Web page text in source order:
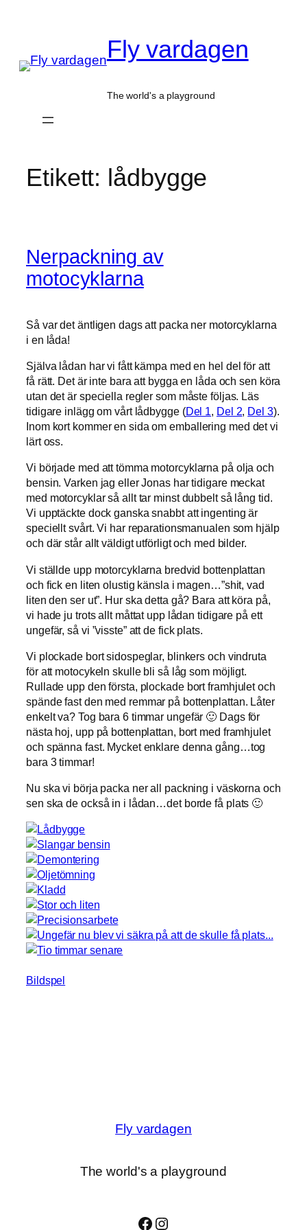
Fly vardagen
The world's a playground
Etikett: lådbygge
Nerpackning av
motocyklarna
Så var det äntligen dags att packa ner motorcyklarna
i en låda!
Själva lådan har vi fått kämpa med en hel del för att
få rätt. Det är inte bara att bygga en låda och sen köra
utan det är speciella regler som måste följas. Läs
tidigare inlägg om vårt lådbygge (Del 1, Del 2, Del 3).
Inom kort kommer en sida om emballering med det vi
lärt oss.
Vi började med att tömma motorcyklarna på olja och
bensin. Varken jag eller Jonas har tidigare meckat
med motorcyklar så allt tar minst dubbelt så lång tid.
Vi upptäckte dock ganska snabbt att ingenting är
speciellt svårt. Vi har reparationsmanualen som hjälp
och där står allt väldigt utförligt och med bilder.
Vi ställde upp motorcyklarna bredvid bottenplattan
och fick en liten olustig känsla i magen…”shit, vad
liten den ser ut”. Hur ska detta gå? Bara att köra på,
vi hade ju trots allt måttat upp lådan tidigare på ett
ungefär, så vi ”visste” att de fick plats.
Vi plockade bort sidospeglar, blinkers och vindruta
för att motocykeln skulle bli så låg som möjligt.
Rullade upp den första, plockade bort framhjulet och
spände fast den med remmar på bottenplattan. Låter
enkelt va? Tog bara 6 timmar ungefär 🙂 Dags för
nästa hoj, upp på bottenplattan, bort med framhjulet
och spänna fast. Mycket enklare denna gång…tog
bara 3 timmar!
Nu ska vi börja packa ner all packning i väskorna och
sen ska de också in i lådan…det borde få plats 🙂
Bildspel
Fly vardagen
The world's a playground
Facebook
Instagram